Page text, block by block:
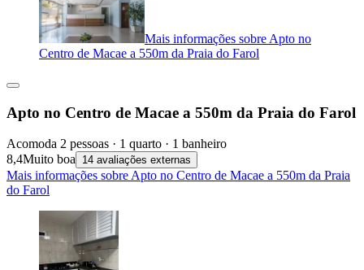
Mais informações sobre Apto no
Centro de Macae a 550m da Praia do Farol
Apto no Centro de Macae a 550m da Praia do Farol
Acomoda 2 pessoas · 1 quarto · 1 banheiro
8,4Muito boa 14 avaliações externas
Mais informações sobre Apto no Centro de Macae a 550m da Praia
do Farol